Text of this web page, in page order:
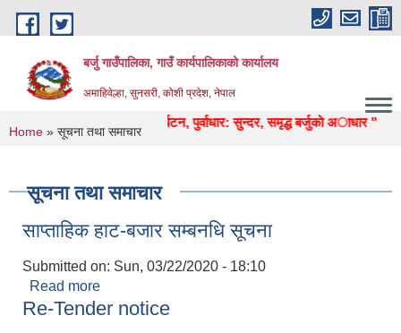
Skip to main content
बर्जु गाउँपालिका, गाउँ कार्यपालिकाको कार्यालय
अमाहिवेल्हा, सुनसरी, कोशी प्रदेश, नेपाल
शिक्षा, स्वास्थ्य, उद्याेग, पर्यटन, पुर्वाधार: सुन्दर, समृद्ध बर्जुकाे अाधार "
You are here
Home » सूचना तथा समाचार
सूचना तथा समाचार
साप्ताहिक हाट-बजार सम्बनधि सूचना
Submitted on: Sun, 03/22/2020 - 18:10
Read more
Re-Tender notice